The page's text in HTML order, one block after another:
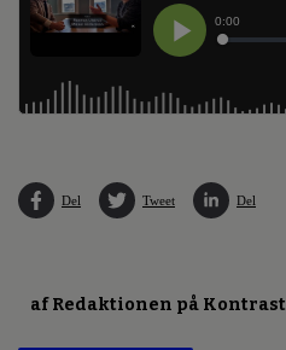
Del Tweet Del
af Redaktionen på Kontrast